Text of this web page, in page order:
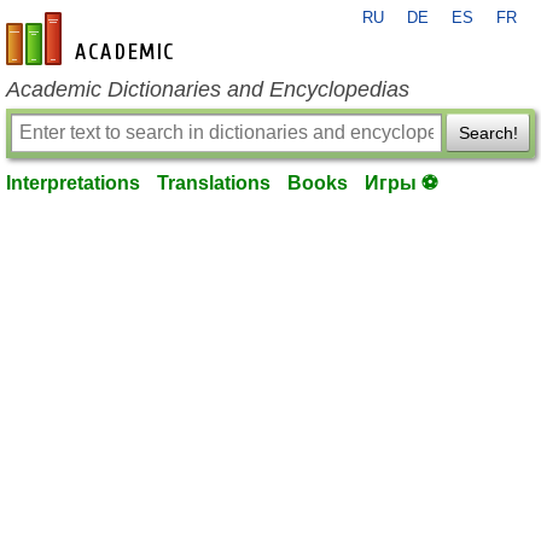
en-academic.com
RU DE ES FR
Academic Dictionaries and Encyclopedias
Search!
Interpretations Translations Books Игры ⚽